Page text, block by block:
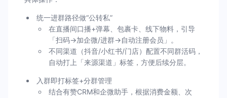
统一进群路径做“公转私”
在直播间口播+弹幕、包裹卡、线下物料，引导
「扫码→加企微/进群→自动注册会员」。
不同渠道（抖音/小红书/门店）配置不同群活码，
自动打上「来源渠道」标签，方便后续分层。
入群即打标签+分群管理
结合有赞CRM和企微助手，根据消费金额、次